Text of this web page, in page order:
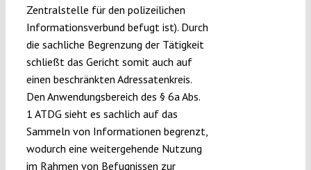
Zentralstelle für den polizeilichen
Informationsverbund befugt ist). Durch
die sachliche Begrenzung der Tätigkeit
schließt das Gericht somit auch auf
einen beschränkten Adressatenkreis.
Den Anwendungsbereich des § 6a Abs.
1 ATDG sieht es sachlich auf das
Sammeln von Informationen begrenzt,
wodurch eine weitergehende Nutzung
im Rahmen von Befugnissen zur